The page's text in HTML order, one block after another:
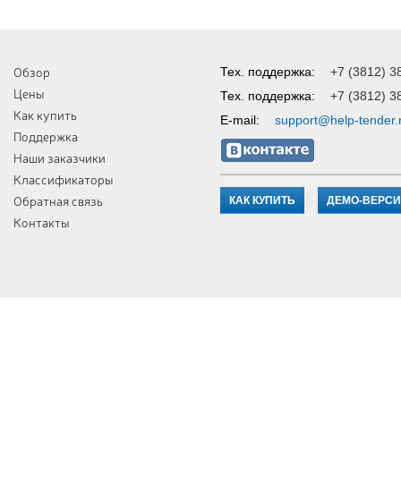
Обзор
Цены
Как купить
Поддержка
Наши заказчики
Классификаторы
Обратная связь
Контакты
Тех. поддержка:
+7 (3812)
Тех. поддержка:
+7 (3812)
E-mail:
support@help-
КАК КУПИТЬ ДЕМО-